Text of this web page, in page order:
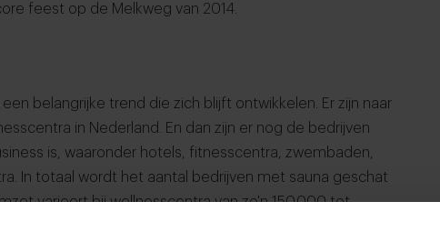
feest op de Melkweg van 2014.
belangrijke trend die zich blijft ontwikkelen. Er zijn naar
in Nederland. En dan zijn er nog de bedrijven
is, waaronder hotels, fitnesscentra, zwembaden,
In totaal wordt het aantal bedrijven met sauna geschat
varieert bij wellnesscentra van zo'n 150.000 tot
via 1 tot 3 miljoen euro voor middelgrote bedrijven,